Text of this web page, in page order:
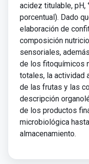
acidez titulable, pH,
porcentual). Dado
elaboración de
composición
sensoriales,
de los fitoquímicos
totales, la actividad
de las frutas y las
descripción
de los productos
microbiológica
almacenamiento.